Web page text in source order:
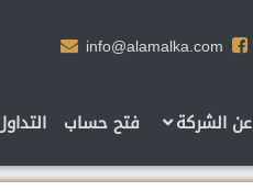
info@alamalka.com
عن الشركة فتح حساب